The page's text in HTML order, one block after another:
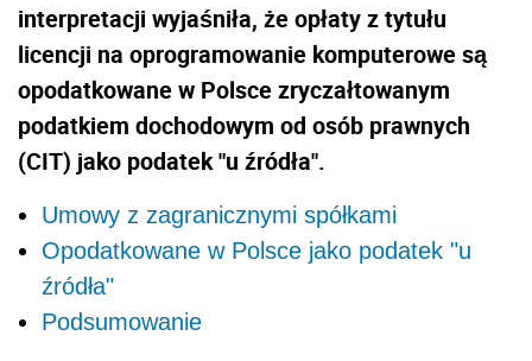
interpretacji wyjaśniła, że opłaty z tytułu
licencji na oprogramowanie komputerowe są
opodatkowane w Polsce zryczałtowanym
podatkiem dochodowym od osób prawnych
(CIT) jako podatek "u źródła".
Umowy z zagranicznymi spółkami
Opodatkowane w Polsce jako podatek "u
źródła"
Podsumowanie